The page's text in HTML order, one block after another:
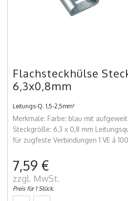
Flachsteckhülse
6,3x0,8mm
Leitungs-Q. 1,5-2,5mm²
Merkmale: Farbe: blau mit
Steckgröße: 6,3 x 0,8 mm
für zugfeste Verbindungen 1 VE á
7,59 €
zzgl. MwSt.
Preis für 1 Stück.